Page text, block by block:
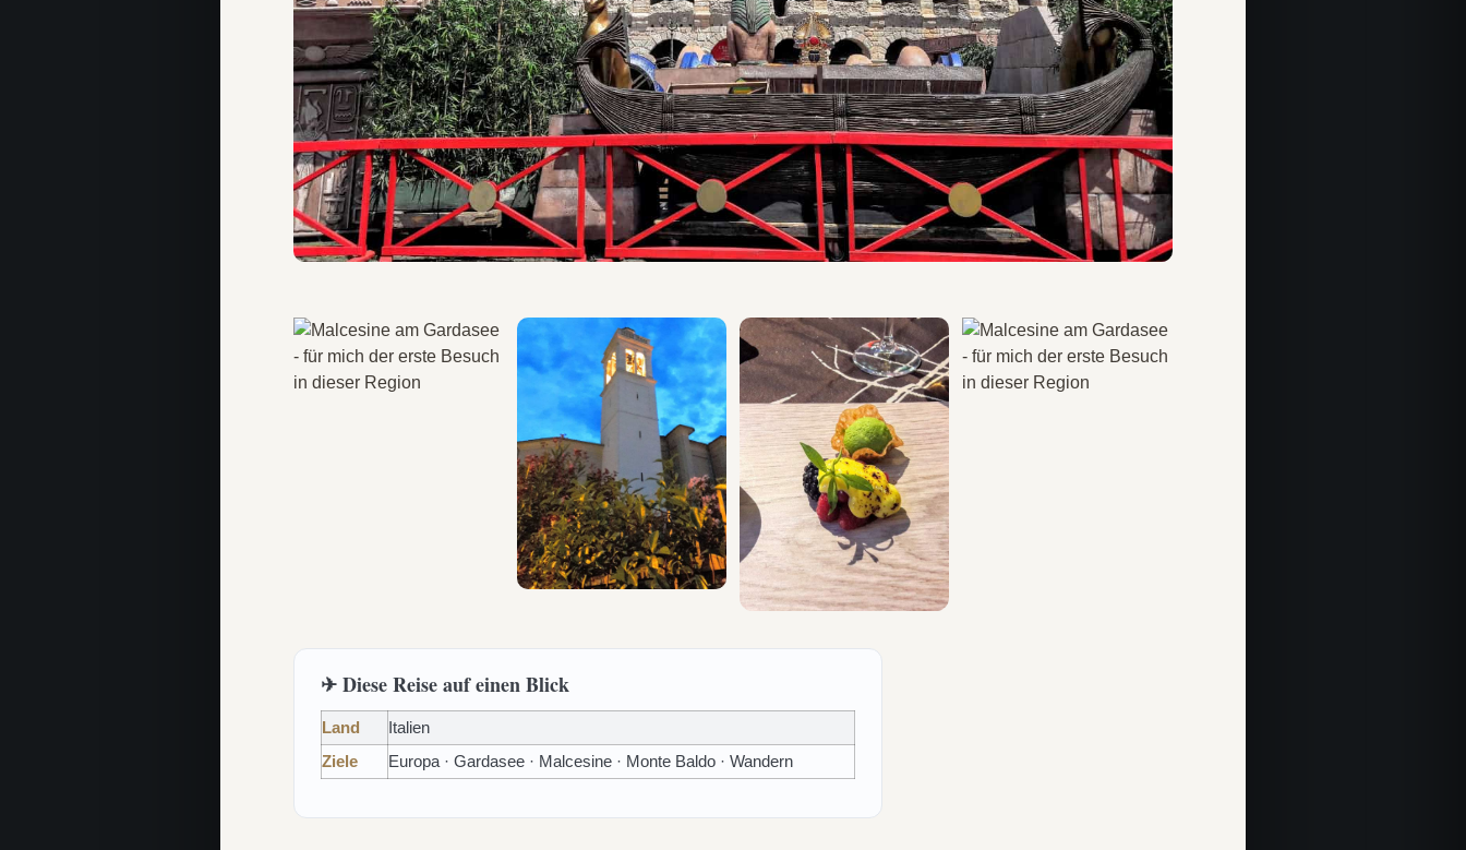
✈ Diese Reise auf einen Blick
Land
Italien
Ziele
Europa · Gardasee · Malcesine · Monte Baldo · Wandern